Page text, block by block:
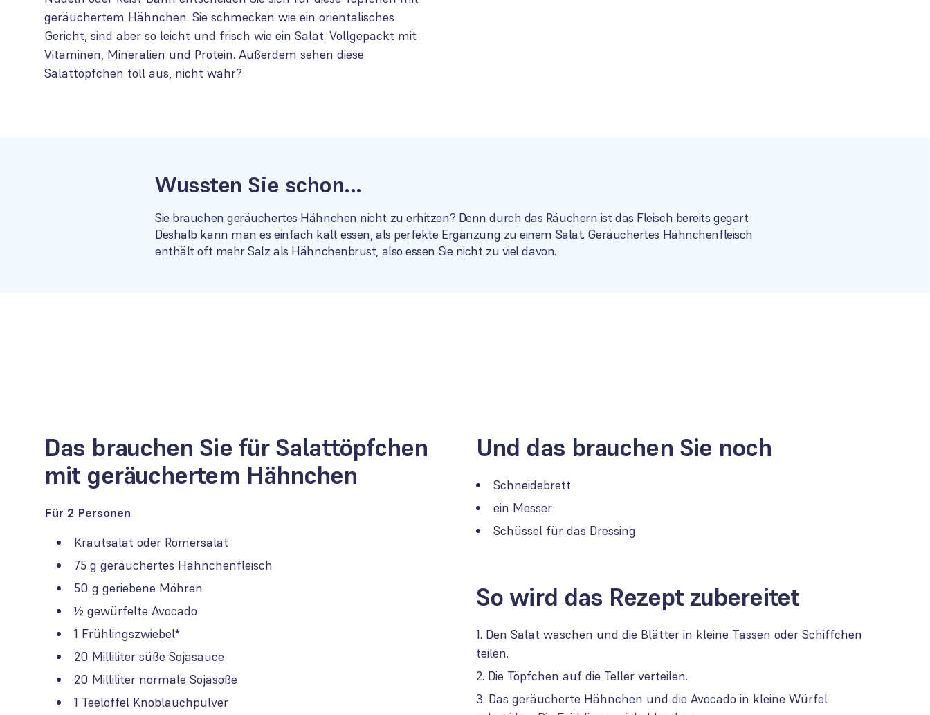
geräuchertem Hähnchen. Sie schmecken wie ein orientalisches
Gericht, sind aber so leicht und frisch wie ein Salat. Vollgepackt mit
Vitaminen, Mineralien und Protein. Außerdem sehen diese
Salattöpfchen toll aus, nicht wahr?
Wussten Sie schon...
Sie brauchen geräuchertes Hähnchen nicht zu erhitzen? Denn durch das Räuchern ist das Fleisch bereits gegart.
Deshalb kann man es einfach kalt essen, als perfekte Ergänzung zu einem Salat. Geräuchertes Hähnchenfleisch
enthält oft mehr Salz als Hähnchenbrust, also essen Sie nicht zu viel davon.
Das brauchen Sie für Salattöpfchen
mit geräuchertem Hähnchen
Für 2 Personen
Krautsalat oder Römersalat
75 g geräuchertes Hähnchenfleisch
50 g geriebene Möhren
½ gewürfelte Avocado
1 Frühlingszwiebel*
20 Milliliter süße Sojasauce
20 Milliliter normale Sojasoße
1 Teelöffel Knoblauchpulver
Und das brauchen Sie noch
Schneidebrett
ein Messer
Schüssel für das Dressing
So wird das Rezept zubereitet
Den Salat waschen und die Blätter in kleine Tassen oder Schiffchen
teilen.
Die Töpfchen auf die Teller verteilen.
Das geräucherte Hähnchen und die Avocado in kleine Würfel